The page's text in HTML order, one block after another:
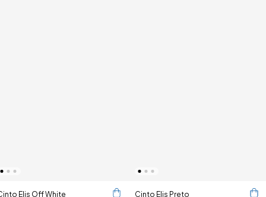
Elis Off White Cinto Elis Preto